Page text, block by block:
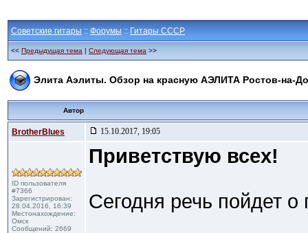
Советские гитары :: Форумы :: Гитары СССР
<< Предыдущая тема | Следующая тема >>
Элита Аэлиты. Обзор на красную АЭЛИТА Ростов-на-
Автор
BrotherBlues 15.10.2017, 19:05
ID пользователя
#7366
Зарегистрирован:
28.04.2016, 16:39
Местонахождение:
Омск
Сообщений: 2669
Приветствую всех!
Сегодня речь пойдет о